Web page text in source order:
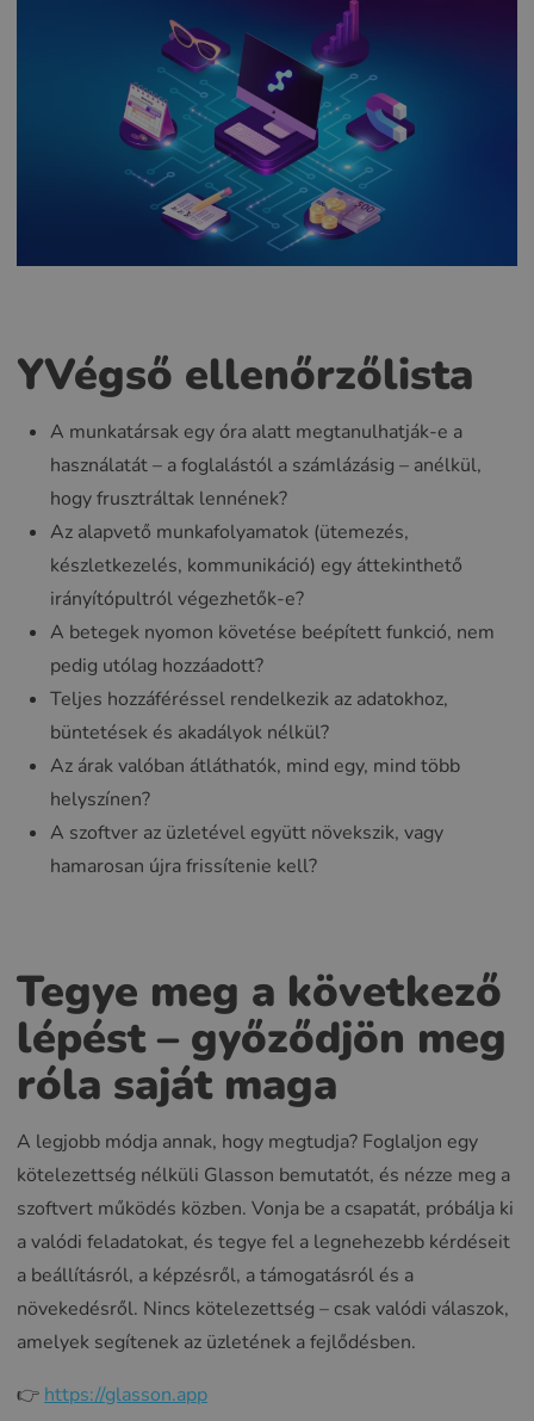
YVégső ellenőrzőlista
A munkatársak egy óra alatt megtanulhatják-e a
használatát – a foglalástól a számlázásig – anélkül,
hogy frusztráltak lennének?
Az alapvető munkafolyamatok (ütemezés,
készletkezelés, kommunikáció) egy áttekinthető
irányítópultról végezhetők-e?
A betegek nyomon követése beépített funkció, nem
pedig utólag hozzáadott?
Teljes hozzáféréssel rendelkezik az adatokhoz,
büntetések és akadályok nélkül?
Az árak valóban átláthatók, mind egy, mind több
helyszínen?
A szoftver az üzletével együtt növekszik, vagy
hamarosan újra frissítenie kell?
Tegye meg a következő
lépést – győződjön meg
róla saját maga
A legjobb módja annak, hogy megtudja? Foglaljon egy
kötelezettség nélküli Glasson bemutatót, és nézze meg a
szoftvert működés közben. Vonja be a csapatát, próbálja ki
a valódi feladatokat, és tegye fel a legnehezebb kérdéseit
a beállításról, a képzésről, a támogatásról és a
növekedésről. Nincs kötelezettség – csak valódi válaszok,
amelyek segítenek az üzletének a fejlődésben.
👉 https://glasson.app